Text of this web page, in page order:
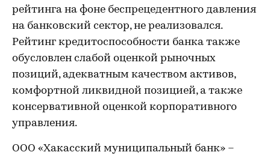
рейтинга на фоне беспрецедентного давления
на банковский сектор, не реализовался.
Рейтинг кредитоспособности банка также
обусловлен слабой оценкой рыночных
позиций, адекватным качеством активов,
комфортной ликвидной позицией, а также
консервативной оценкой корпоративного
управления.
ООО «Хакасский муниципальный банк» –